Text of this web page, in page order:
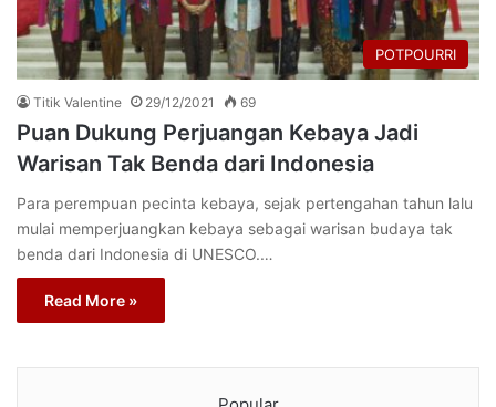
POTPOURRI
Titik Valentine 29/12/2021 69
Puan Dukung Perjuangan Kebaya Jadi
Warisan Tak Benda dari Indonesia
Para perempuan pecinta kebaya, sejak pertengahan tahun lalu
mulai memperjuangkan kebaya sebagai warisan budaya tak
benda dari Indonesia di UNESCO.…
Read More »